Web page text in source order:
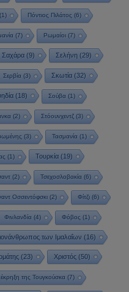
(1) Πόντιος Πιλάτος (6)
(7) Ρωμαίοι (7)
Σαχάρα (9) Σελήνη (29)
Σερβία(3) Σκωτία(32)
(18) Σούβα(1)
(2) Στόουνχεντζ (3)
(3) Τασμανία(1)
(1) Τουρκία(19)
(2) Τσεχοσλοβακία(6)
Οσσεντόφσκι(2) Φίτζι(6)
Φινλανδία(4) Φόβος (1)
των Ιμαλαΐων (16)
(23) Χριστός(50)
έκρηξη της Τουγκούσκα (7)